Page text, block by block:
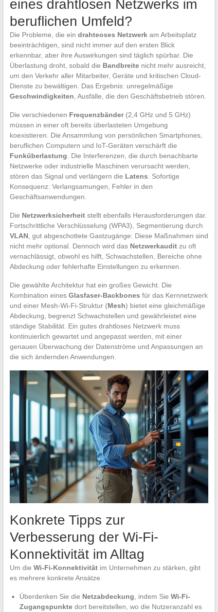
eines drahtlosen Netzwerks im
beruflichen Umfeld?
Die Probleme, die ein drahteoses Netzwerkam Arbeitsplatz
beeinträchtigen, sind nicht immer auf den ersten Blick
erkennbar, aber ihre Auswirkungen sind täglich spürbar. Die
Überlastung droht, sobald die Bandbreitenicht mehr ausreicht,
um den Verkehr aller Mitarbeiter, Geräte und kritischen Cloud-
Dienste zu bewältigen. Das Ergebnis: unregelmäßige
Geschwindigkeiten , Ausfälle, die den Geschäftsbetrieb stören.
Die verschiedenen Frequenzbänder(2,4 GHz und 5 GHz)
müssen in einer oft bereits überlasteten Umgebung
koexistieren. Die Ansammlung von persönlichen Smartphones,
beruflichen Computern und IoT-Geräten verschärft die
Funküberlastung . Die Interferenzen, die durch benachbarte
Netzwerke oder industrielle Maschinen verursacht werden,
stören das Signal und verlängern die Latens . Sofortige
Konsequenz: Verlangsamungen, Fehler in den
Geschäftsanwendungen.
Die Netzwerksicherheitstellt ebenfalls Herausforderungen dar.
Fortschrittliche Verschlüsselung (WPA3), Segmentierung durch
VLAN, gut abgeschottete Gastzugänge: Diese Maßnahmen sind
nicht mehr optional. Dennoch wird das Netzwerkauditzu oft
vernachlässigt, obwohl es hilft, Schwachstellen, Bereiche ohne
Abdeckung oder fehlerhafte Einstellungen zu erkennen.
Die gewählte Architektur hat ein großes Gewicht. Die
Kombination eines Glasfaser-Backbones für das Kernnetzwerk
und einer Mesh-Wi-Fi-Struktur (Mesh) bietet eine gleichmäßige
Abdeckung, begrenzt Schwachstellen und gewährleistet eine
ständige Stabilität. Ein gutes drahtloses Netzwerk muss
kontinuierlich gewartet und angepasst werden, mit einer
genauen Überwachung der Datenströme und Anpassungen an
die sich ändernden Anwendungen.
Konkrete Tipps zur
Verbesserung der Wi-Fi-
Konnektivität im Alltag
Um die Wi-Fi-Konnektivitätim Unternehmen zu stärken, gibt
es mehrere konkrete Ansätze.
Überdenken Sie die Netzabdeckung , indem Sie Wi-Fi-
Zugangspunktedort bereitstellen, wo die Nutzeranzahl es